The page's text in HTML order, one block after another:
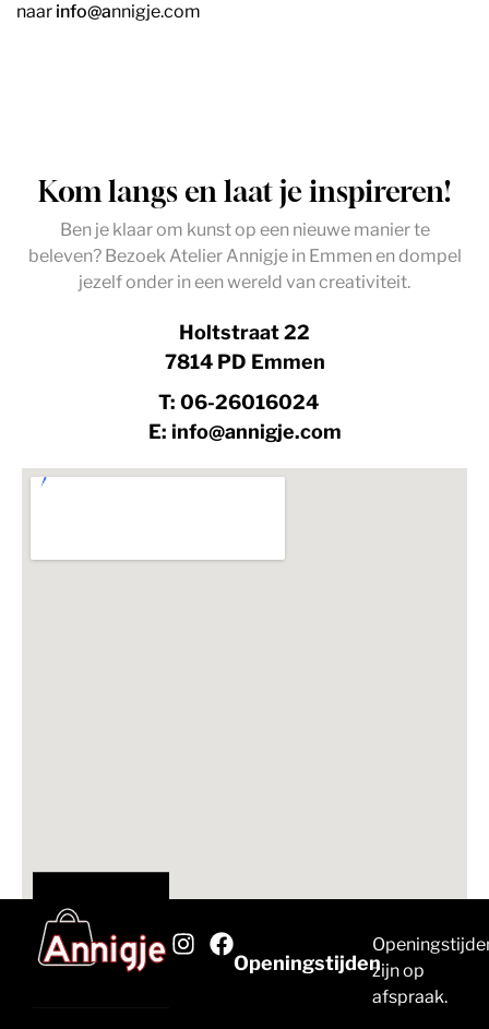
naar info@annigje.com
Kom langs en laat je inspireren!
Ben je klaar om kunst op een nieuwe manier te
beleven? Bezoek Atelier Annigje in Emmen en dompel
jezelf onder in een wereld van creativiteit.
Holtstraat 22
7814 PD Emmen
T: 06-26016024
E: info@annigje.com
Openingstijdenzijn op
afspraak.